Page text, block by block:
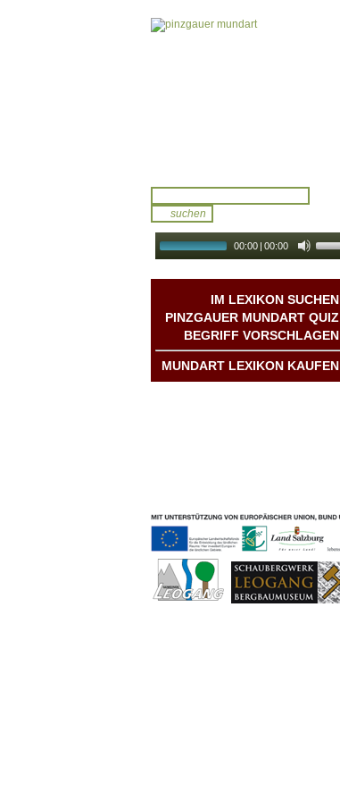
00:00 | 00:00
IM LEXIKON SUCHEN
PINZGAUER MUNDART QUIZ
BEGRIFF VORSCHLAGEN
MUNDART LEXIKON KAUFEN